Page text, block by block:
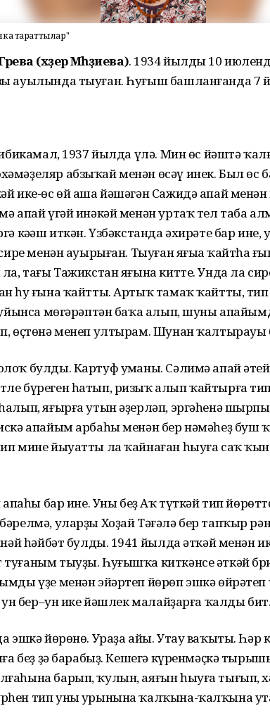
тараттылар"
(хәҙер Мәһәҙиева). 1934 йылдың 10
ауылында тыуған. Һуғыш башланғанда 7
1937 йылда үлә. Мин өс йәштә
абзыҡай менән өсәү инек. Был өс
ике-өс өй аша йәшәгән Сажидә апай
апай үгәй инәкәй менән уртаҡ тел таба
кәңәш иткән. Үзбәкстанда әхирәте бар
менән ауырыған. Тыуған яғыңа ҡайтһаң
тағы Тажикстан яғына китте. Унда ла
һуң ғына ҡайтты. Артыҡ тамаҡ ҡайтты, тип
буйынса мөгәрәптән баҡа алып, шуны
өҫтөнә менеп ултырам. Шунан ҡалтырауы
булды. Картуф уңманы. Сәлимә апай
бүреген һатып, ризыҡ алып ҡайтырға
яғырға утын әҙерләп, эргәһенә
апайым арбаһы менән бер нәмәһеҙ буш
мине йыуатты ла ҡайнаған һыуға саҡ
апаһы бар ине. Уны беҙ Аҡ түткәй тип
уларҙы Хоҙай Тәғәлә бер тапҡыр
һәйбәт булды. 1941 йылда әткәй менән
тыуҙы. Һуғышҡа киткәнсе әткәй
үҙе менән эйәртеп йөрөп эшкә
ун бер–ун ике йәшлек малайҙарға ҡалды бит.
эшкә йөрөнө. Ураҙа айы. Утау ваҡыты. Һәр
беҙ ҙә барабыҙ. Кешегә күренмәҫкә
барып, ҡулын, аяғын һыуға тығып,
тип уның урынына ҡалҡына-ҡалҡына